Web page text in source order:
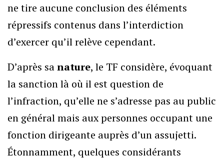
ne tire aucune conclusion des éléments
répressifs contenus dans l’interdiction
d’exercer qu’il relève cependant.
D’après sanature, le TF considère, évoquant
la sanction là où il est question de
l’infraction, qu’elle ne s’adresse pas au public
en général mais aux personnes occupant une
fonction dirigeante auprès d’un assujetti.
Étonnamment, quelques considérants